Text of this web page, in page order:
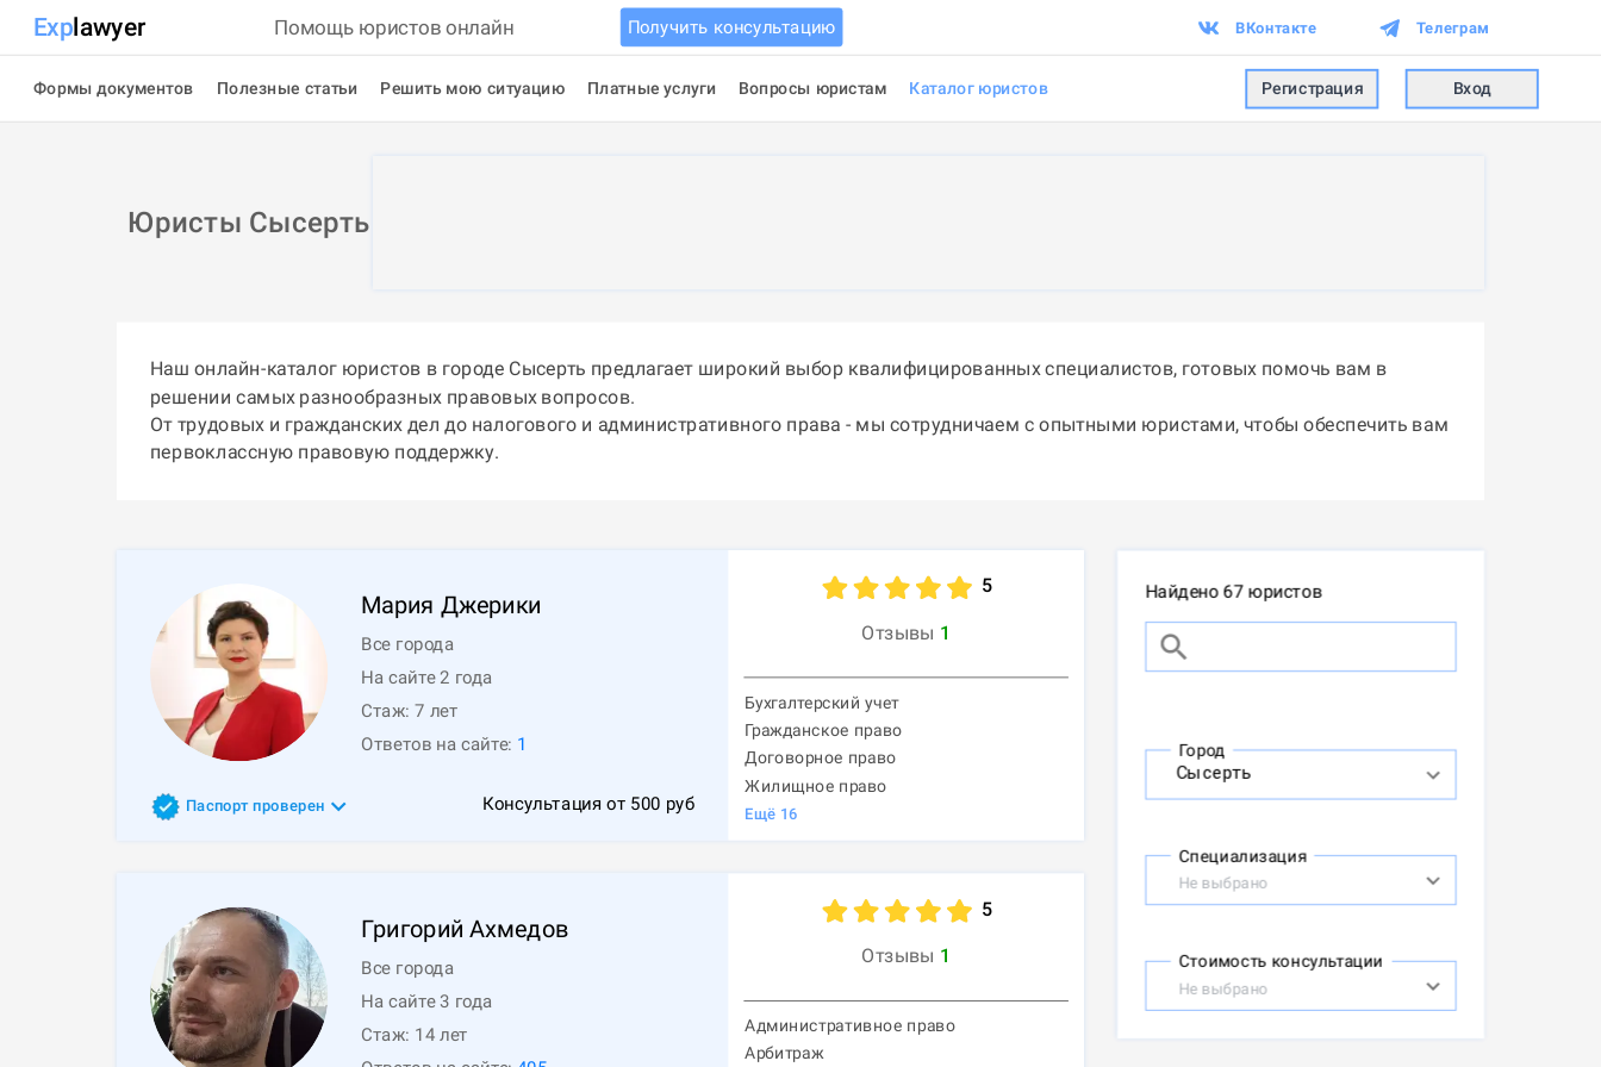
Explawyer Помощь юристов онлайн Получить консультацию ВКонтакте Телеграм
Формы документов Полезные статьи Решить мою ситуацию Платные услуги Вопросы юристам Каталог юристов Регистрация Вход
Юристы Сысерть
Наш онлайн-каталог юристов в городе Сысерть предлагает широкий выбор квалифицированных специалистов, готовых помочь вам в
решении самых разнообразных правовых вопросов.
От трудовых и гражданских дел до налогового и административного права - мы сотрудничаем с опытными юристами, чтобы обеспечить вам
первоклассную правовую поддержку.
Мария Джерики
Все города
На сайте 2 года
Стаж:7 лет
Ответов на сайте: 1
Паспорт проверен Консультация от 500 руб
5
Отзывы 1
Бухгалтерский учет
Гражданское право
Договорное право
Жилищное право
Ещё 16
Григорий Ахмедов
Все города
На сайте 3 года
Стаж: 14 лет
5
Отзывы 1
Административное право
Арбитраж
Найдено 67 юристов
Город
Специализация
Не выбрано
Стоимость консультации
Не выбрано